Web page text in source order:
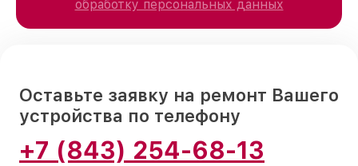
обработку персональных данных
Оставьте заявку на ремонт Вашего
устройства по телефону
+7 (843) 254-68-13